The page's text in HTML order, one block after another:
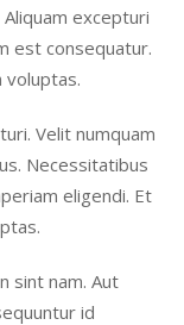
excepturi
est consequatur.
Velit numquam
Necessitatibus
eligendi. Et
sint nam. Aut
id